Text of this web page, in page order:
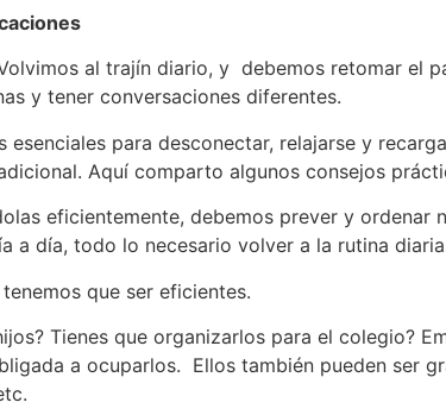
al trajín diario, y debemos retomar el
y tener conversaciones diferentes.
para desconectar, relajarse y
Aquí comparto algunos consejos
eficientemente, debemos prever y
a día, todo lo necesario volver a la rutina
que ser eficientes.
Tienes que organizarlos para el colegio?
a ocuparlos. Ellos también pueden ser